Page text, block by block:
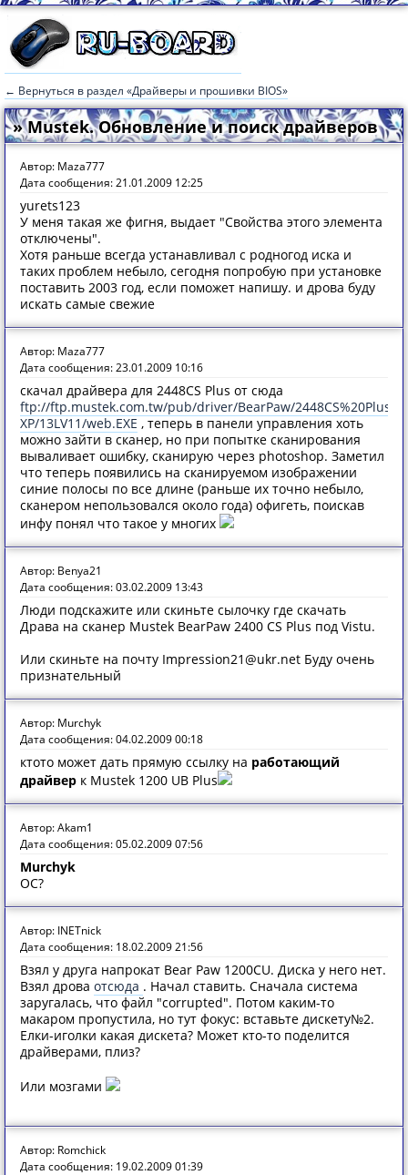
← Вернуться в раздел «Драйверы и прошивки BIOS»
» Mustek. Обновление и поиск драйверов
Автор: Maza777
Дата сообщения: 21.01.2009 12:25
yurets123
У меня такая же фигня, выдает "Свойства этого элемента
отключены".
Хотя раньше всегда устанавливал с родногод иска и
таких проблем небыло, сегодня попробую при установке
поставить 2003 год, если поможет напишу. и дрова буду
искать самые свежие
Автор: Maza777
Дата сообщения: 23.01.2009 10:16
скачал драйвера для 2448CS Plus от сюда
ftp://ftp.mustek.com.tw/pub/driver/BearPaw/2448CS%20Plus/
XP/13LV11/web.EXE , теперь в панели управления хоть
можно зайти в сканер, но при попытке сканирования
вываливает ошибку, сканирую через photoshop. Заметил
что теперь появились на сканируемом изображении
синие полосы по все длине (раньше их точно небыло,
сканером непользовался около года) офигеть, поискав
инфу понял что такое у многих
Автор: Benya21
Дата сообщения: 03.02.2009 13:43
Люди подскажите или скиньте сылочку где скачать
Драва на сканер Mustek BearPaw 2400 CS Plus под Vistu.
Или скиньте на почту Impression21@ukr.net Буду очень
признательный
Автор: Murchyk
Дата сообщения: 04.02.2009 00:18
ктото может дать прямую ссылку на работающий
драйвер к Mustek 1200 UB Plus
Автор: Akam1
Дата сообщения: 05.02.2009 07:56
Murchyk
ОС?
Автор: INETnick
Дата сообщения: 18.02.2009 21:56
Взял у друга напрокат Bear Paw 1200CU. Диска у него нет.
Взял дрова отсюда . Начал ставить. Сначала система
заругалась, что файл "corrupted". Потом каким-то
макаром пропустила, но тут фокус: вставьте дискету№2.
Елки-иголки какая дискета? Может кто-то поделится
драйверами, плиз?
Или мозгами
Автор: Romchick
Дата сообщения: 19.02.2009 01:39